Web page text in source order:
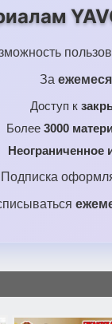
За
Доступ к
Более 3000
Неограниченное
Подписка